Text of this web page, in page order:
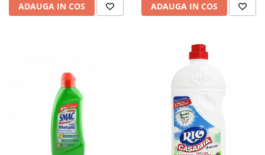
ADAUGA IN COS ADAUGA IN COS